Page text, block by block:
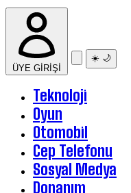
ÜYE GİRİŞİ
☀️ 🌙
Teknoloji
Oyun
Otomobil
Cep Telefonu
Sosyal Medya
Donanım